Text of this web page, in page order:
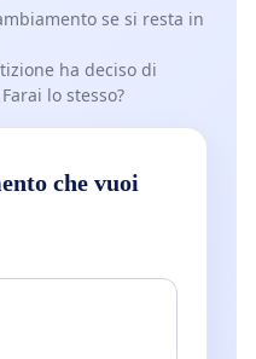
se si resta in
ha deciso di
lo stesso?
che vuoi